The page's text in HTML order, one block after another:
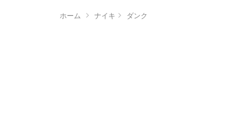
ホーム ナイキ ダンク